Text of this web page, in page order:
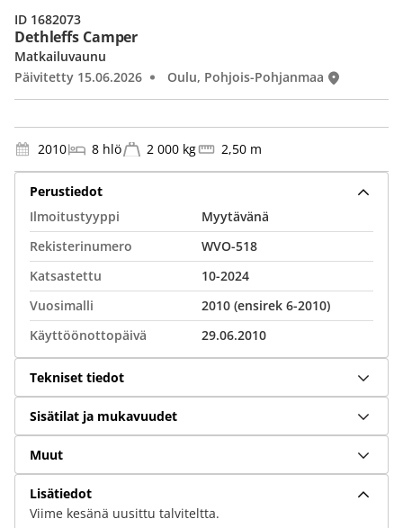
Dethleffs Camper
Matkailuvaunu
Päivitetty 15.06.2026
Oulu, Pohjois-Pohjanmaa
ID 1682073
2010 8 hlö 2 000 kg 2,50 m
Perustiedot
Ilmoitustyyppi
Myytävänä
Rekisterinumero
WVO-518
Katsastettu
10-2024
Vuosimalli
2010 (ensirek 6-2010)
Käyttöönottopäivä
29.06.2010
Tekniset tiedot
Sisätilat ja mukavuudet
Muut
Lisätiedot
Viime kesänä uusittu talviteltta.